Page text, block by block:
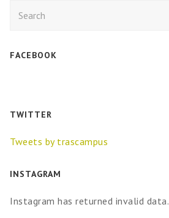
FACEBOOK
TWITTER
Tweets by trascampus
INSTAGRAM
Instagram has returned invalid data.